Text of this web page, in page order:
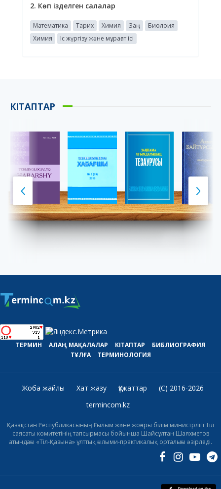
2. Көп ізделген салалар
Математика Тарих Химия Заң
Биолоия
Химия
Іс жүргізу және мұрағат ісі
КІТАПТАР
ТЕРМИН АЛАҢ МАҚАЛАЛАР КІТАПТАР
БИБЛИОГРАФИЯ
ТҰЛҒА
ТЕРМИНОЛОГИЯ
Жоба жайлы Хат жазу Құжаттар
(C) 2016-2026
termincom.kz
Қазақстан Республикасының Ғылым және жоғары білім министрлігі Тіл
саясаты комитетінің тапсырмасы бойынша Шайсұлтан Шаяхметов
атындағы «Тіл-Қазына» ұлттық ғылыми-практикалық орталығы әзірледі.